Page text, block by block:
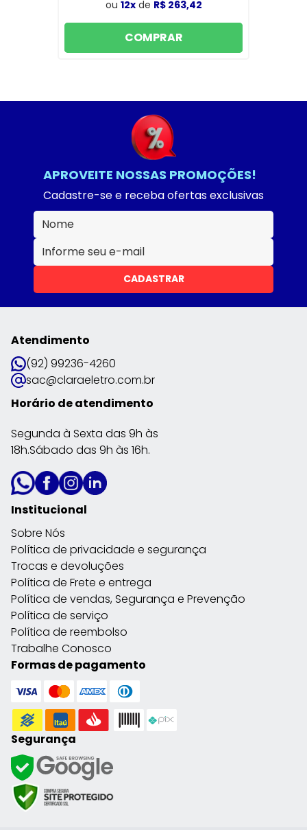
ou 12xde R$ 263,42
COMPRAR
APROVEITE NOSSAS PROMOÇÕES!
Cadastre-se e receba ofertas exclusivas
CADASTRAR
Atendimento
(92) 99236-4260
sac@claraeletro.com.br
Horário de atendimento
Segunda à Sexta das 9h às
18h.Sábado das 9h às 16h.
Institucional
Sobre Nós
Política de privacidade e segurança
Trocas e devoluções
Política de Frete e entrega
Política de vendas, Segurança e Prevenção
Política de serviço
Política de reembolso
Trabalhe Conosco
Formas de pagamento
Segurança